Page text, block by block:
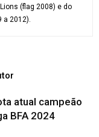
(flag 2008) e do
a 2012).
atual campeão
BFA 2024